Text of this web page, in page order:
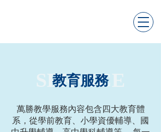
SERVICE
教育服務
萬勝教學服務內容包含四大教育體
系，從學前教育、小學資優輔導、國